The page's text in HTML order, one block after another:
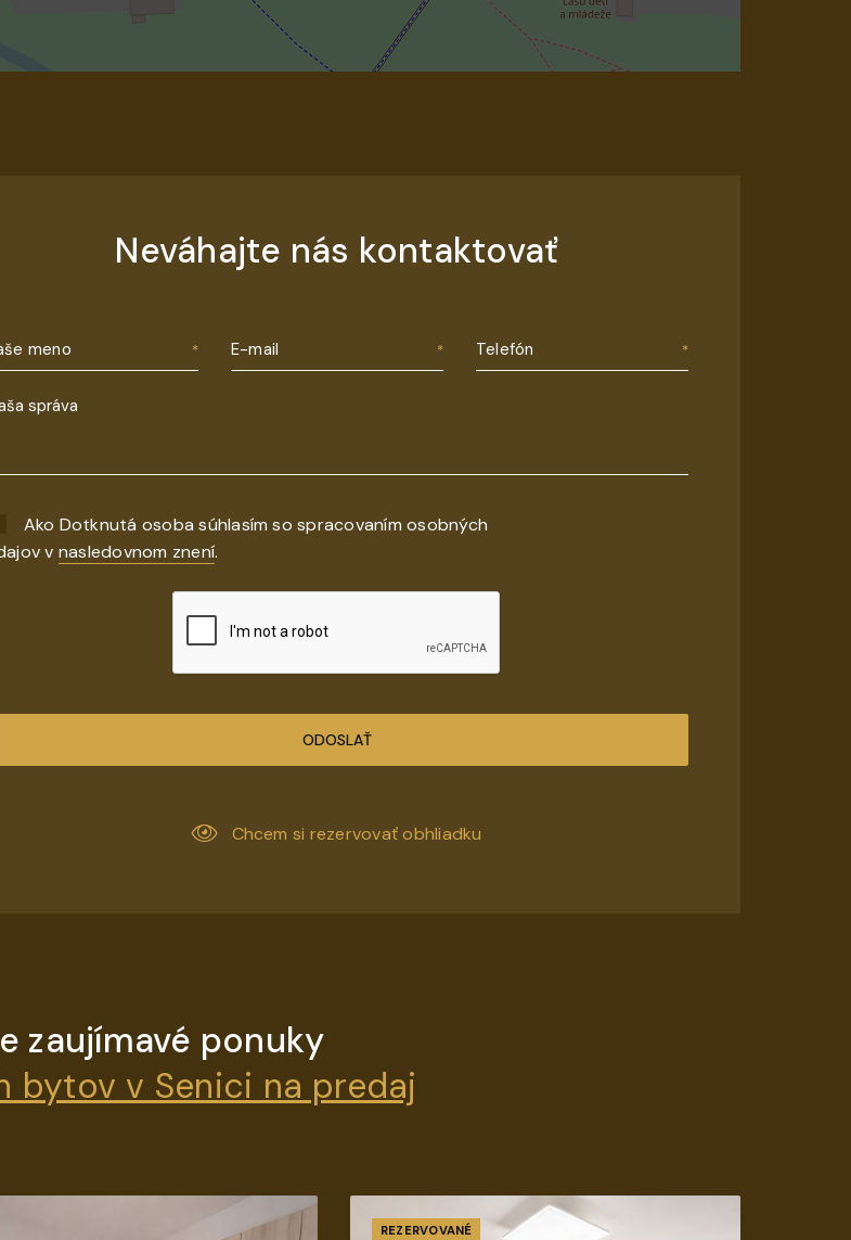
Neváhajte nás kontaktovať
meno E-mail Telefón
Ako Dotknutá osoba súhlasím so spracovaním osobných
v nasledovnom znení.
ODOSLAŤ
Chcem si rezervovať obhliadku
zaujímavé ponuky
bytov v Senici na predaj
REZERVOVANÉ